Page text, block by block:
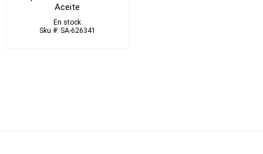
Aceite
En stock
Sku #: SA-626341